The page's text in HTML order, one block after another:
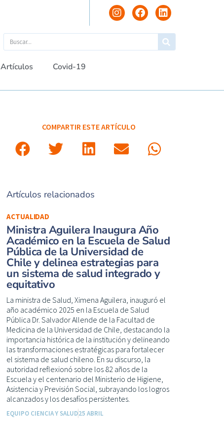
Artículos Covid-19
COMPARTIR ESTE ARTÍCULO
Artículos relacionados
ACTUALIDAD
Ministra Aguilera Inaugura Año
Académico en la Escuela de Salud
Pública de la Universidad de
Chile y delinea estrategias para
un sistema de salud integrado y
equitativo
La ministra de Salud, Ximena Aguilera, inauguró el
año académico 2025 en la Escuela de Salud
Pública Dr. Salvador Allende de la Facultad de
Medicina de la Universidad de Chile, destacando la
importancia histórica de la institución y delineando
las transformaciones estratégicas para fortalecer
el sistema de salud chileno. En su discurso, la
autoridad reflexionó sobre los 82 años de la
Escuela y el centenario del Ministerio de Higiene,
Asistencia y Previsión Social, subrayando los logros
alcanzados y los desafíos persistentes.
EQUIPO CIENCIA Y SALUD25 ABRIL